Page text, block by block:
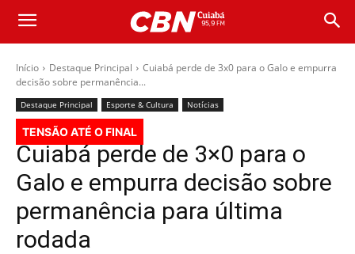
Início Destaque Principal
Cuiabá perde de 3x0 para o Galo e empurra
decisão sobre permanência...
Destaque Principal Esporte & Cultura Notícias
TENSÃO ATÉ O FINAL
Cuiabá perde de 3×0 para o
Galo e empurra decisão sobre
permanência para última
rodada